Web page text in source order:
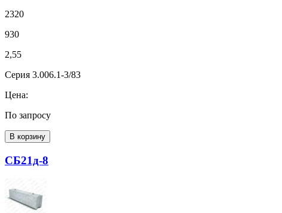
2320
930
2,55
Серия 3.006.1-3/83
Цена:
По запросу
В корзину
СБ21д-8